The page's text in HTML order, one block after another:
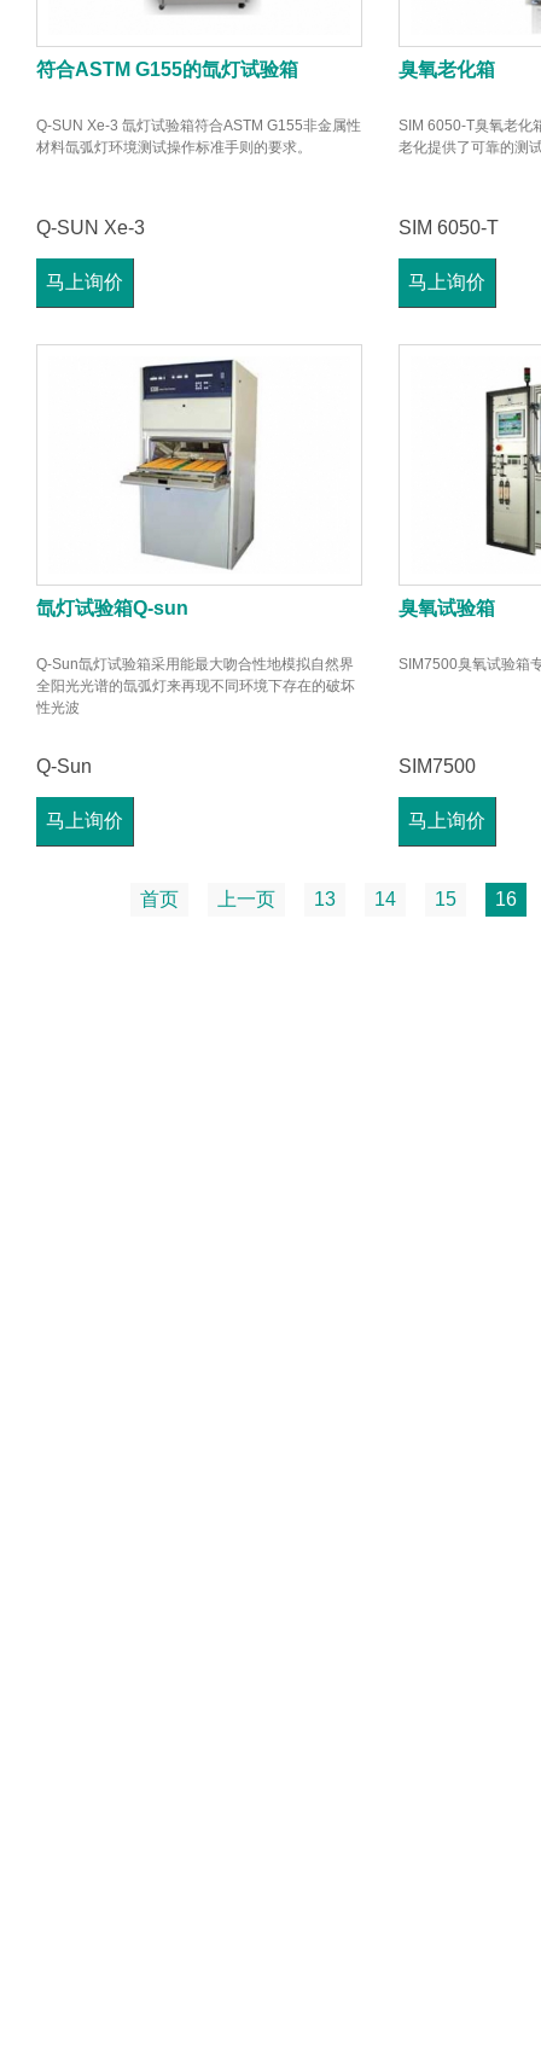
符合ASTM G155的氙灯试验箱
Q-SUN Xe-3 氙灯试验箱符合ASTM G155非金属性
材料氙弧灯环境测试操作标准手则的要求。
Q-SUN Xe-3
马上询价
臭氧老化箱
SIM 6050-T臭氧老化
老化提供了可靠的测
SIM 6050-T
马上询价
氙灯试验箱Q-sun
Q-Sun氙灯试验箱采用能最大吻合性地模拟自然界
全阳光光谱的氙弧灯来再现不同环境下存在的破坏
性光波
Q-Sun
马上询价
臭氧试验箱
SIM7500臭氧试验箱
SIM7500
马上询价
首页 上一页 13 14 15 16